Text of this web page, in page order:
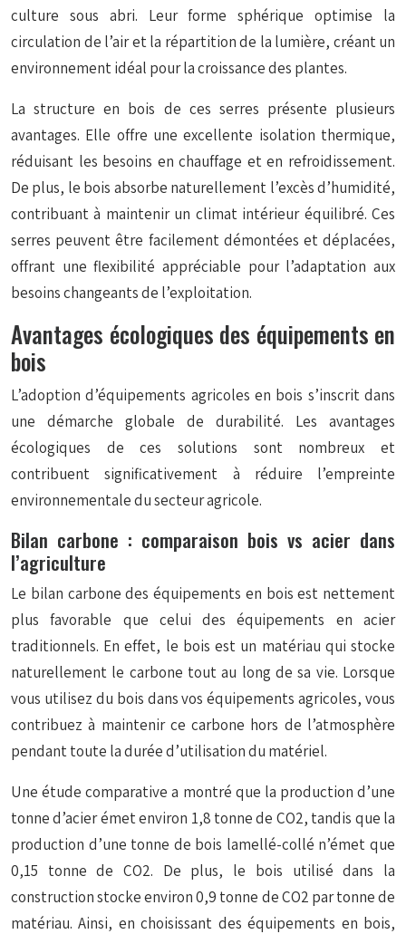
culture sous abri. Leur forme sphérique optimise la
circulation de l’air et la répartition de la lumière, créant un
environnement idéal pour la croissance des plantes.
La structure en bois de ces serres présente plusieurs
avantages. Elle offre une excellente isolation thermique,
réduisant les besoins en chauffage et en refroidissement.
De plus, le bois absorbe naturellement l’excès d’humidité,
contribuant à maintenir un climat intérieur équilibré. Ces
serres peuvent être facilement démontées et déplacées,
offrant une flexibilité appréciable pour l’adaptation aux
besoins changeants de l’exploitation.
Avantages écologiques des équipements en
bois
L’adoption d’équipements agricoles en bois s’inscrit dans
une démarche globale de durabilité. Les avantages
écologiques de ces solutions sont nombreux et
contribuent significativement à réduire l’empreinte
environnementale du secteur agricole.
Bilan carbone : comparaison bois vs acier dans
l’agriculture
Le bilan carbone des équipements en bois est nettement
plus favorable que celui des équipements en acier
traditionnels. En effet, le bois est un matériau qui stocke
naturellement le carbone tout au long de sa vie. Lorsque
vous utilisez du bois dans vos équipements agricoles, vous
contribuez à maintenir ce carbone hors de l’atmosphère
pendant toute la durée d’utilisation du matériel.
Une étude comparative a montré que la production d’une
tonne d’acier émet environ 1,8 tonne de CO2, tandis que la
production d’une tonne de bois lamellé-collé n’émet que
0,15 tonne de CO2. De plus, le bois utilisé dans la
construction stocke environ 0,9 tonne de CO2 par tonne de
matériau. Ainsi, en choisissant des équipements en bois,